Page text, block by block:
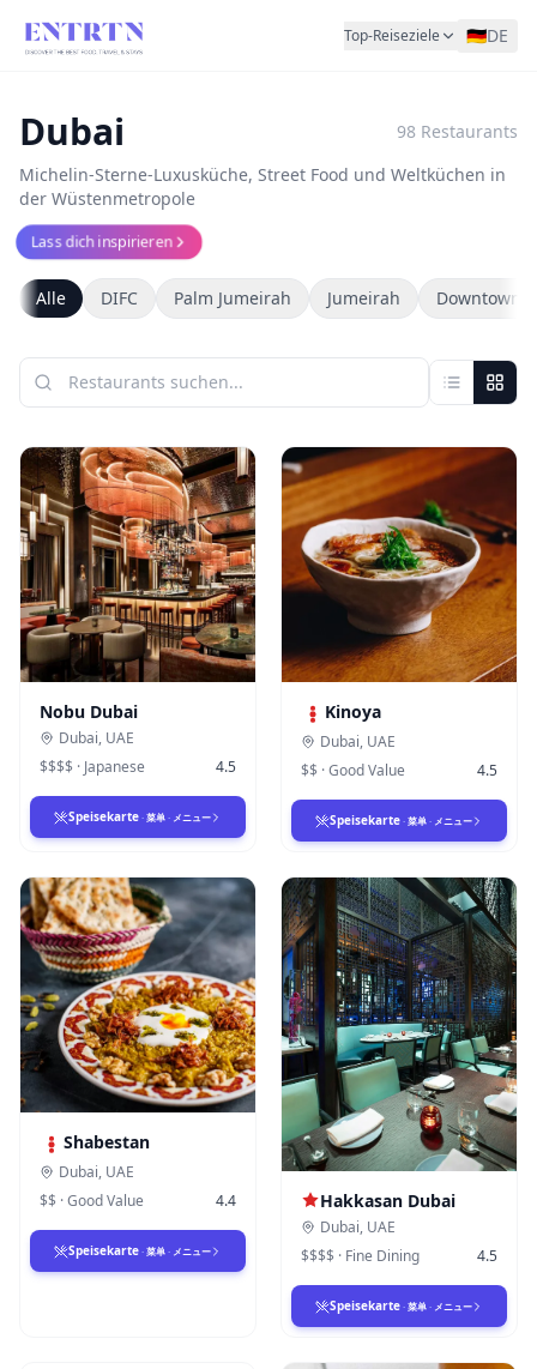
Top-Reiseziele 🇩🇪DE
Dubai 98 Restaurants
Michelin-Sterne-Luxusküche, Street Food und Weltküchen in
der Wüstenmetropole
Lass dich inspirieren
Alle DIFC Palm Jumeirah Jumeirah Downtown
Nobu Dubai
Dubai, UAE
$$$$ · Japanese 4.5
Speisekarte · 菜单 · メニュー
Kinoya
Dubai, UAE
$$ ·Good Value 4.5
Speisekarte · 菜单 · メニュー
Shabestan
Dubai, UAE
$$ ·Good Value 4.4
Speisekarte · 菜单 · メニュー
Hakkasan Dubai
Dubai, UAE
$$$$ · Fine Dining 4.5
Speisekarte · 菜单 · メニュー